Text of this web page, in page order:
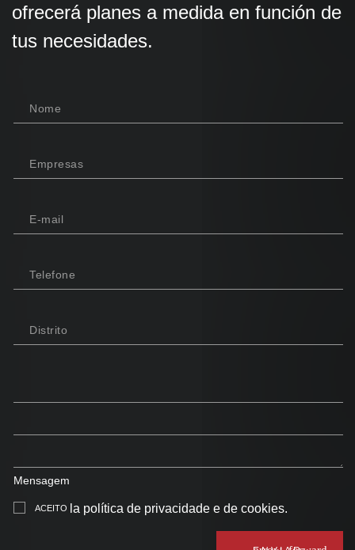
ofrecerá planes a medida en función de
tus necesidades.
Nome
Empresas
E-mail
Telefone
Distrito
Mensagem
ACEITO la política de privacidade e de cookies.